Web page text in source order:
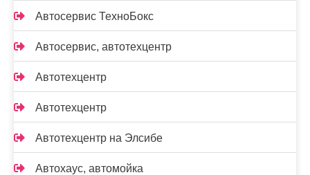
Автосервис ТехноБокс
Автосервис, автотехцентр
Автотехцентр
Автотехцентр
Автотехцентр на Элсибе
Автохаус, автомойка